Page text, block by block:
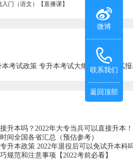
门（语文）【直播课】
本考试政策 专升本考试大纲 专升本考试
升本吗？2022年大专当兵可以直接升本！
间全国各省汇总（预估参考）
升本政策 2022年退役后可以免试升本科
规范和注意事项【2022考前必看】
微博
联系我们
返回顶部